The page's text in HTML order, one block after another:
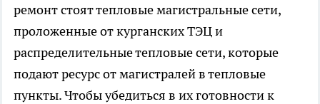
ремонт стоят тепловые магистральные сети,
проложенные от курганских ТЭЦ и
распределительные тепловые сети, которые
подают ресурс от магистралей в тепловые
пункты. Чтобы убедиться в их готовности к